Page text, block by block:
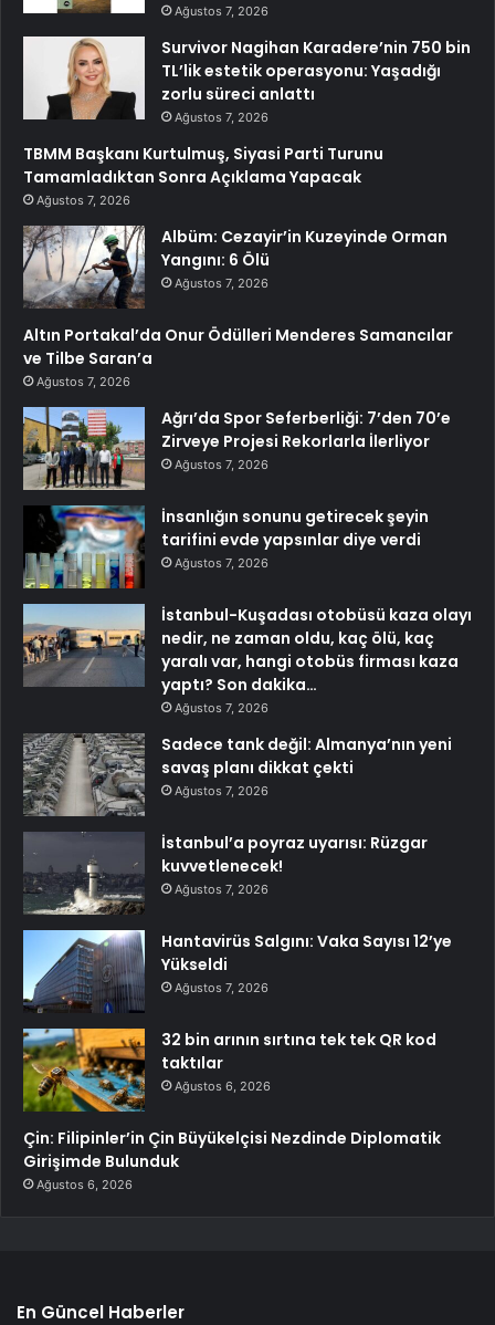
Ağustos 7, 2026
Survivor Nagihan Karadere’nin 750 bin
TL’lik estetik operasyonu: Yaşadığı
zorlu süreci anlattı
Ağustos 7, 2026
TBMM Başkanı Kurtulmuş, Siyasi Parti Turunu
Tamamladıktan Sonra Açıklama Yapacak
Ağustos 7, 2026
Albüm: Cezayir’in Kuzeyinde Orman
Yangını: 6 Ölü
Ağustos 7, 2026
Altın Portakal’da Onur Ödülleri Menderes Samancılar
ve Tilbe Saran’a
Ağustos 7, 2026
Ağrı’da Spor Seferberliği: 7’den 70’e
Zirveye Projesi Rekorlarla İlerliyor
Ağustos 7, 2026
İnsanlığın sonunu getirecek şeyin
tarifini evde yapsınlar diye verdi
Ağustos 7, 2026
İstanbul-Kuşadası otobüsü kaza olayı
nedir, ne zaman oldu, kaç ölü, kaç
yaralı var, hangi otobüs firması kaza
yaptı? Son dakika…
Ağustos 7, 2026
Sadece tank değil: Almanya’nın yeni
savaş planı dikkat çekti
Ağustos 7, 2026
İstanbul’a poyraz uyarısı: Rüzgar
kuvvetlenecek!
Ağustos 7, 2026
Hantavirüs Salgını: Vaka Sayısı 12’ye
Yükseldi
Ağustos 7, 2026
32 bin arının sırtına tek tek QR kod
taktılar
Ağustos 6, 2026
Çin: Filipinler’in Çin Büyükelçisi Nezdinde Diplomatik
Girişimde Bulunduk
Ağustos 6, 2026
En Güncel Haberler